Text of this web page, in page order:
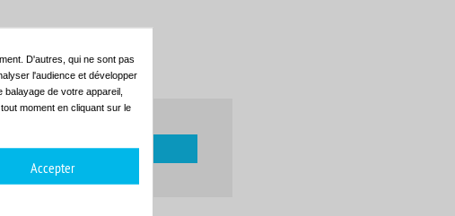
D'autres, qui ne sont pas
l'audience et développer
de votre appareil,
moment en cliquant sur le
Accepter